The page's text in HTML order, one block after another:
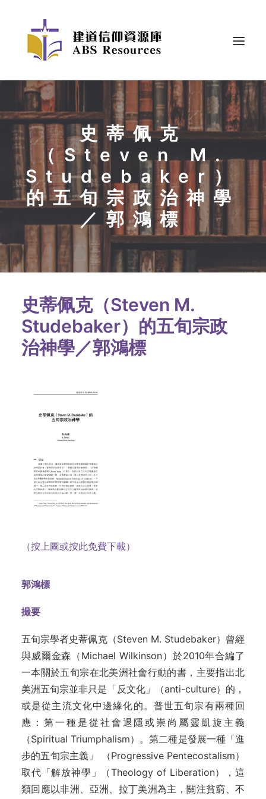
史蒂佩克
（Steven M.
Studebaker）
的五旬宗政治神學
／郭鴻標
史蒂佩克（Steven M.
Studebaker）的五旬宗政
治神學／郭鴻標
（按上圖或按此免費下載）
郭鴻標
撮要
五旬宗學者史蒂佩克（Steven M. Studebaker）曾經
與威爾金森（Michael Wilkinson）於2010年合編了
一本關於五旬宗在北美洲社會行動的書，主要指出北
美洲五旬宗並非只是「反文化」（anti-culture）的，
或是從主流文化中邊緣化的。普世五旬宗有兩種回
應：第一種是從社會退隱或崇尚屬靈凱旋主義
（Spiritual Triumphalism）。第二種是發展一種「進
步的五旬宗主義」 （Progressive Pentecostalism）
取代「解放神學」（Theology of Liberation），這
類回應以非洲、亞洲、拉丁美洲為主，關注貧窮、不